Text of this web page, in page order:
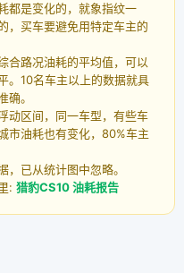
都是变化的，就象指纹一
，买车要避免用特定车主的
合路况油耗的平均值，可以
。10名车主以上的数据就具
确。
动区间，同一车型，有些车
市油耗也有变化，80%车主
已从统计图中忽略。
: 猎豹CS10 油耗报告